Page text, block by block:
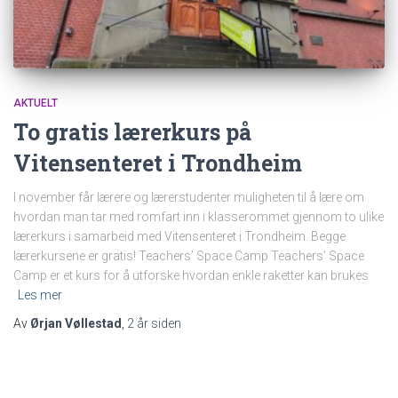
AKTUELT
To gratis lærerkurs på
Vitensenteret i Trondheim
I november får lærere og lærerstudenter muligheten til å lære om
hvordan man tar med romfart inn i klasserommet gjennom to ulike
lærerkurs i samarbeid med Vitensenteret i Trondheim. Begge
lærerkursene er gratis! Teachers’ Space Camp Teachers’ Space
Camp er et kurs for å utforske hvordan enkle raketter kan brukes
Les mer
Av Ørjan Vøllestad 2 år siden